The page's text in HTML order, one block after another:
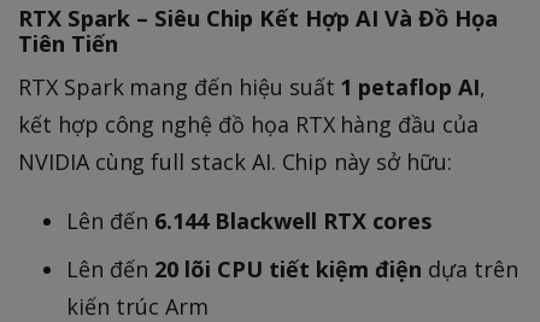
RTX Spark – Siêu Chip Kết Hợp AI Và Đồ Họa
Tiên Tiến
RTX Spark mang đến hiệu suất 1 petaflop AI,
kết hợp công nghệ đồ họa RTX hàng đầu của
NVIDIA cùng full stack AI. Chip này sở hữu:
Lên đến 6.144 Blackwell RTX cores
Lên đến 20 lõi CPU tiết kiệm điện dựa trên
kiến trúc Arm